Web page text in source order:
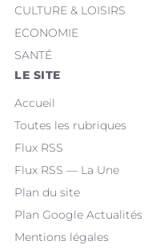
CULTURE & LOISIRS
ECONOMIE
SANTÉ
LE SITE
Accueil
Toutes les rubriques
Flux RSS
Flux RSS — La Une
Plan du site
Plan Google Actualités
Mentions légales